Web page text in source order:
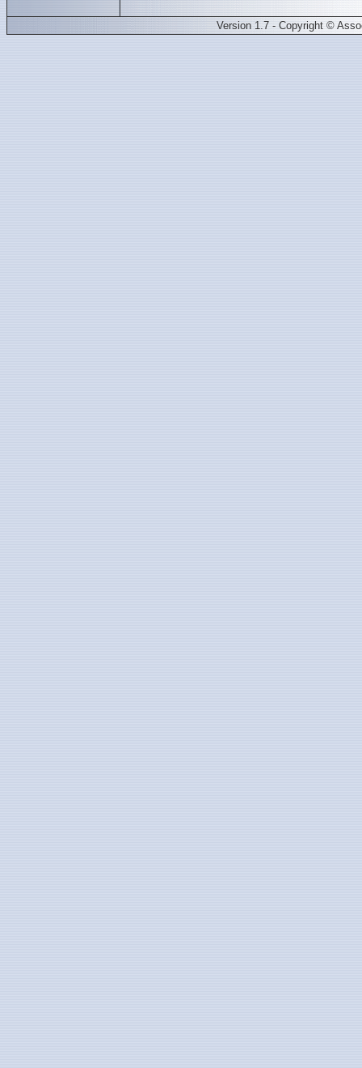
Version 1.7 - Copyright ©